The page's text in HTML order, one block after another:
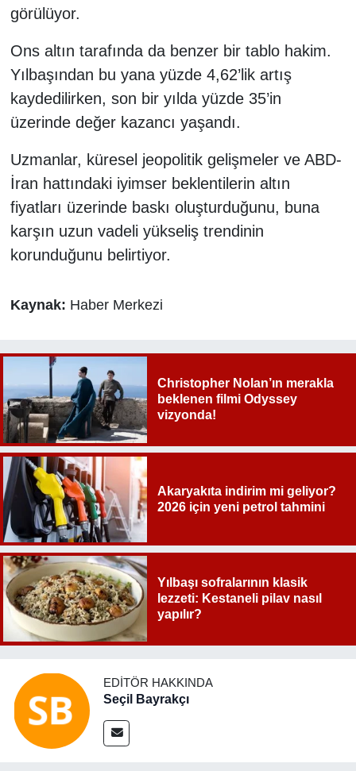
görülüyor.
Ons altın tarafında da benzer bir tablo hakim.
Yılbaşından bu yana yüzde 4,62’lik artış
kaydedilirken, son bir yılda yüzde 35’in
üzerinde değer kazancı yaşandı.
Uzmanlar, küresel jeopolitik gelişmeler ve ABD-
İran hattındaki iyimser beklentilerin altın
fiyatları üzerinde baskı oluşturduğunu, buna
karşın uzun vadeli yükseliş trendinin
korunduğunu belirtiyor.
Kaynak: Haber Merkezi
Christopher Nolan’ın merakla
beklenen filmi Odyssey
vizyonda!
Akaryakıta indirim mi geliyor?
2026 için yeni petrol tahmini
Yılbaşı sofralarının klasik
lezzeti: Kestaneli pilav nasıl
yapılır?
EDITÖR HAKKINDA
Seçil Bayrakçı